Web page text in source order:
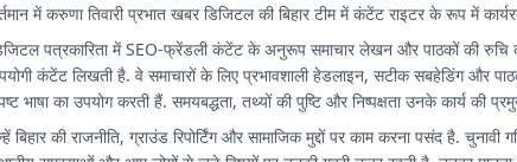
में करुणा तिवारी प्रभात खबर डिजिटल की बिहार टीम में कंटेंट राइटर के रूप में
पत्रकारिता में SEO-फ्रेंडली कंटेंट के अनुरूप समाचार लेखन और पाठकों की रुचि
कंटेंट लिखती है. वे समाचारों के लिए प्रभावशाली हेडलाइन, सटीक सबहेडिंग और
भाषा का उपयोग करती हैं. समयबद्धता, तथ्यों की पुष्टि और निष्पक्षता उनके कार्य की
बिहार की राजनीति, ग्राउंड रिपोर्टिंग और सामाजिक मुद्दों पर काम करना पसंद है. चुनावी